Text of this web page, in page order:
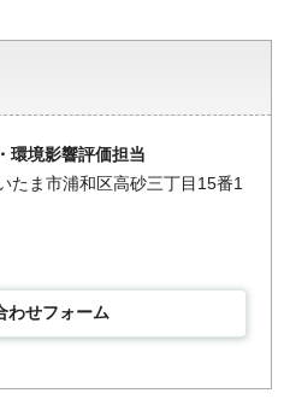
環境影響評価担当
たま市浦和区高砂三丁目15番1
わせフォーム